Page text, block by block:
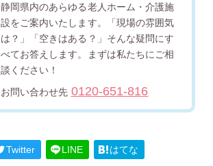
静岡県内のあらゆる老人ホーム・介護施
設をご案内いたします。「現場の雰囲気
は？」「空きはある？」そんな疑問にす
べてお答えします。まずは私たちにご相
談ください！
お問い合わせ先 0120-651-816
Twitter LINE はてな